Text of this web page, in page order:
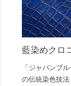
藍染めクロ
「ジャパンブ
の伝統染色技